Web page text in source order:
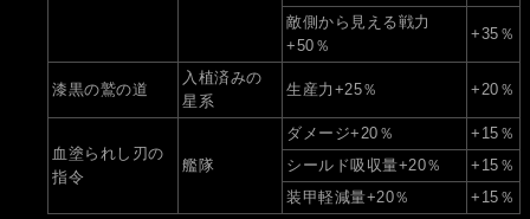
敵側から見える戦力
+50％
+35％
漆黒の鷲の道
入植済みの
星系
生産力+25％ +20％
血塗られし刃の
指令
艦隊
ダメージ+20％
+15％
シールド吸収量+20％
+15％
装甲軽減量+20％
+15％